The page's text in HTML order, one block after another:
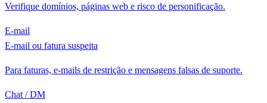
Verifique domínios, páginas web e risco de personificação.
E-mail
E-mail ou fatura suspeita
Para faturas, e-mails de restrição e mensagens falsas de suporte.
Chat / DM